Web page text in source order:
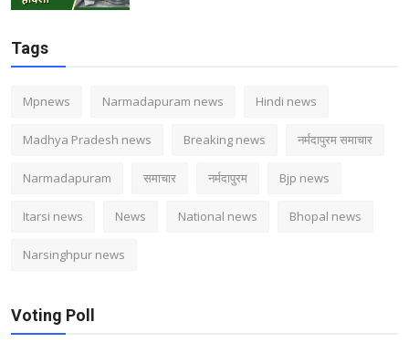
Tags
Mpnews Narmadapuram news Hindi news
Madhya Pradesh news Breaking news नर्मदापुरम समाचार
Narmadapuram समाचार नर्मदापुरम Bjp news
Itarsi news News National news Bhopal news
Narsinghpur news
Voting Poll